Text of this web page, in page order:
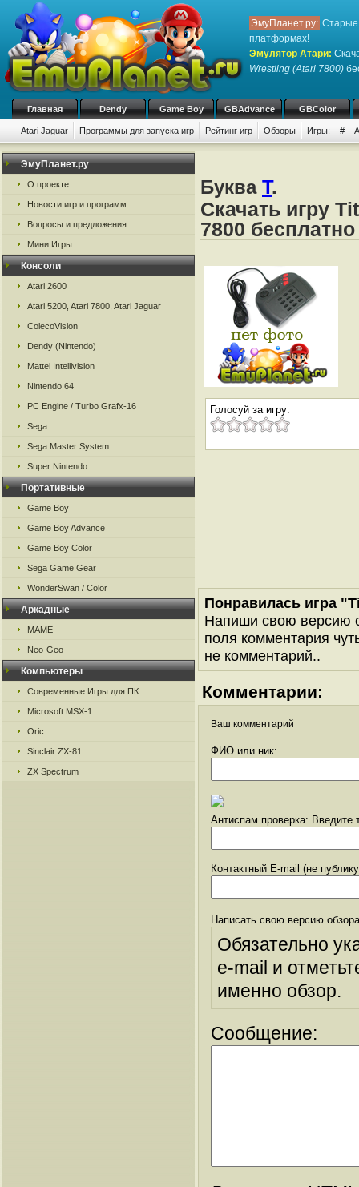
ЭмуПланет.ру: Старые
платформах!
Эмулятор Атари:
Wrestling (Atari 7800)
Главная Dendy Game Boy GBAdvance GBColor
Atari Jaguar Программы для запуска игр Рейтинг игр Обзоры Игры: # A
ЭмуПланет.ру
О проекте
Новости игр и программ
Вопросы и предложения
Мини Игры
Консоли
Atari 2600
Atari 5200, Atari 7800, Atari Jaguar
ColecoVision
Dendy (Nintendo)
Mattel Intellivision
Nintendo 64
PC Engine / Turbo Grafx-16
Sega
Sega Master System
Super Nintendo
Портативные
Game Boy
Game Boy Advance
Game Boy Color
Sega Game Gear
WonderSwan / Color
Аркадные
MAME
Neo-Geo
Компьютеры
Современные Игры для ПК
Microsoft MSX-1
Oric
Sinclair ZX-81
ZX Spectrum
Буква T.
Скачать игру
7800
Голосуй за игру:
Понравилась игра
Напиши свою версию
поля комментария
не комментарий..
Комментарии:
Ваш комментарий
ФИО или ник:
Антиспам проверка: Введите
Контактный E-mail (не
Написать свою версию
Обязательно
e-mail и
именно обзор.
Сообщение: